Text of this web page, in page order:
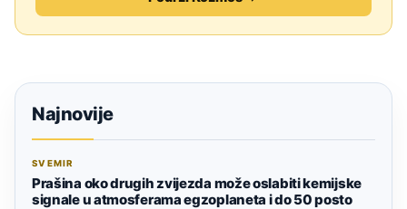
Najnovije
SVEMIR
Prašina oko drugih zvijezda može oslabiti kemijske
signale u atmosferama egzoplaneta i do 50 posto